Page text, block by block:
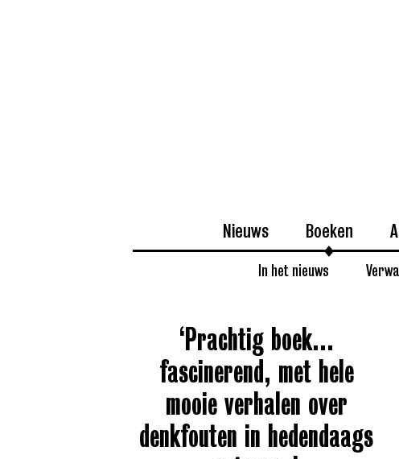
Nieuws Boeken
In het nieuws
‘Prachtig boek…
fascinerend, met hele
mooie verhalen over
denkfouten in hedendaags